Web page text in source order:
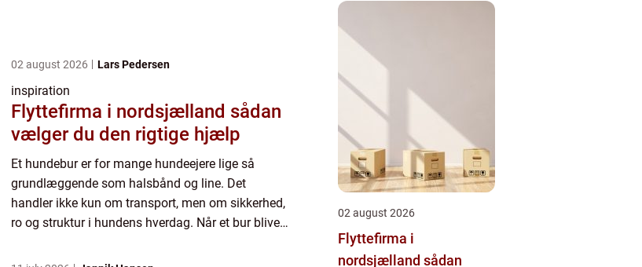
02 august 2026 Lars Pedersen
inspiration
Flyttefirma i nordsjælland sådan
vælger du den rigtige hjælp
Et hundebur er for mange hundeejere lige så
grundlæggende som halsbånd og line. Det
handler ikke kun om transport, men om sikkerhed,
ro og struktur i hundens hverdag. Når et bur bliver
02 august 2026
Flyttefirma i
nordsjælland sådan